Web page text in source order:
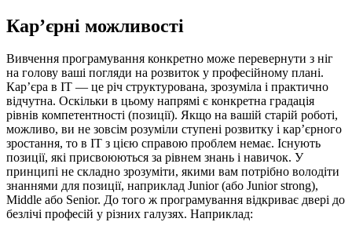
Кар’єрні можливості
Вивчення програмування конкретно може перевернути з ніг
на голову ваші погляди на розвиток у професійному плані.
Кар’єра в IT — це річ структурована, зрозуміла і практично
відчутна. Оскільки в цьому напрямі є конкретна градація
рівнів компетентності (позиції). Якщо на вашій старій роботі,
можливо, ви не зовсім розуміли ступені розвитку і кар’єрного
зростання, то в IT з цією справою проблем немає. Існують
позиції, які присвоюються за рівнем знань і навичок. У
принципі не складно зрозуміти, якими вам потрібно володіти
знаннями для позиції, наприклад Junior (або Junior strong),
Middle або Senior. До того ж програмування відкриває двері до
безлічі професій у різних галузях. Наприклад: